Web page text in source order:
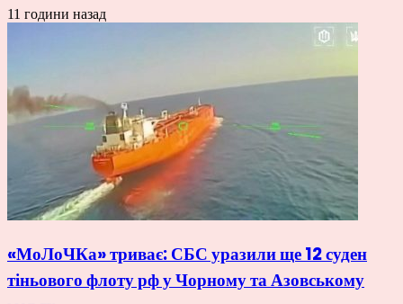
11 години назад
«МоЛоЧКа» триває: СБС уразили ще 12 суден
тіньового флоту рф у Чорному та Азовському